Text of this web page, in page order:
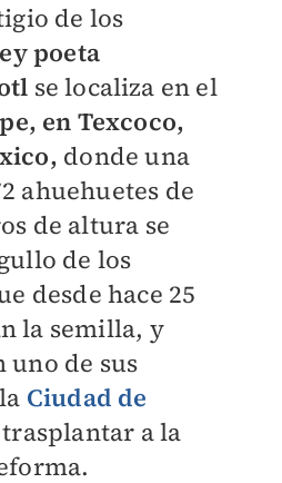
de los
poeta
se localiza en el
en Texcoco,
donde una
ahuehuetes de
de altura se
de los
desde hace 25
la semilla, y
uno de sus
Ciudad de
a la